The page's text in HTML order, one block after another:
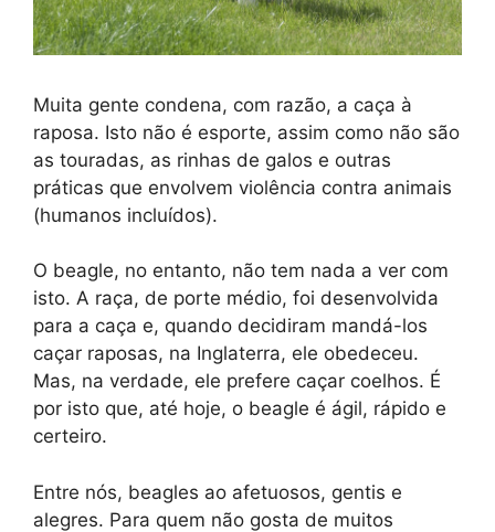
Muita gente condena, com razão, a caça à
raposa. Isto não é esporte, assim como não são
as touradas, as rinhas de galos e outras
práticas que envolvem violência contra animais
(humanos incluídos).
O beagle, no entanto, não tem nada a ver com
isto. A raça, de porte médio, foi desenvolvida
para a caça e, quando decidiram mandá-los
caçar raposas, na Inglaterra, ele obedeceu.
Mas, na verdade, ele prefere caçar coelhos. É
por isto que, até hoje, o beagle é ágil, rápido e
certeiro.
Entre nós, beagles ao afetuosos, gentis e
alegres. Para quem não gosta de muitos